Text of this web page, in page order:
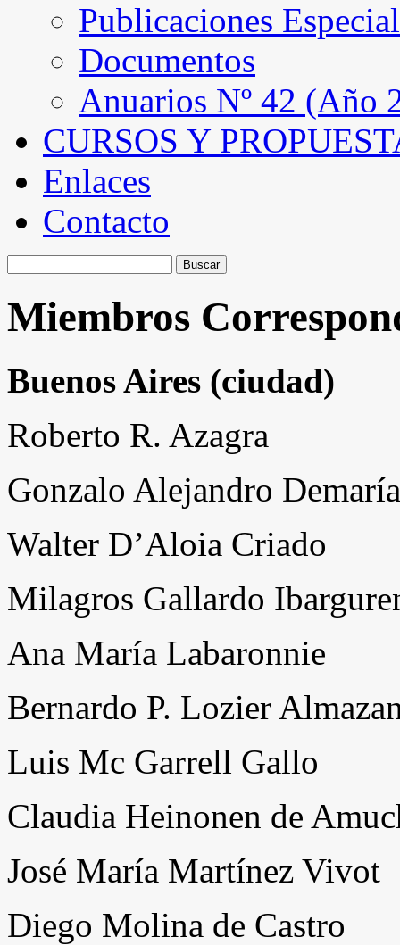
Publicaciones
Documentos
Anuarios Nº 42 (Año
CURSOS Y
Enlaces
Contacto
Miembros
Buenos Aires (ciudad)
Roberto R. Azagra
Gonzalo Alejandro Demaría
Walter D’Aloia Criado
Milagros Gallardo
Ana María Labaronnie
Bernardo P. Lozier
Luis Mc Garrell Gallo
Claudia Heinonen de
José María Martínez Vivot
Diego Molina de Castro